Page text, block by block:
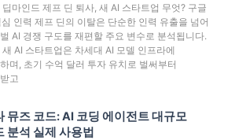
딥마인드 제프 딘 퇴사, 새 AI 스타트업 무엇? 구글
심 인력 제프 딘의 이탈은 단순한 인력 유출을 넘어
AI 경쟁 구도를 재편할 주요 변수로 분석됩니다.
새 AI 스타트업은 차세대 AI 모델 인프라에
며, 초기 수억 달러 투자 유치로 벌써부터
고
뮤즈 코드: AI 코딩 에이전트 대규모
분석 실제 사용법